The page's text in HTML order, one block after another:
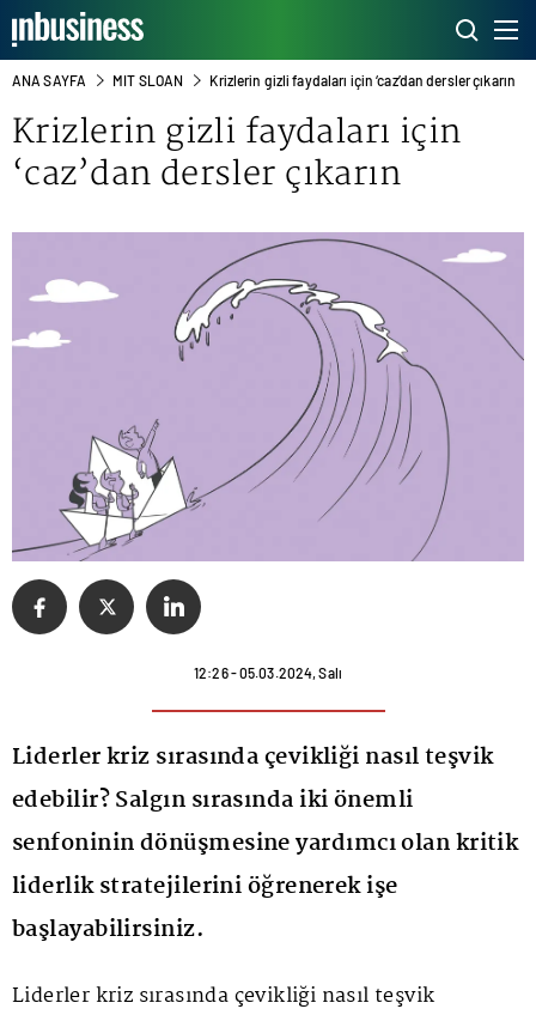
ANA SAYFA MIT SLOAN Krizlerin gizli faydaları için ‘caz’dan dersler çıkarın
Krizlerin gizli faydaları için
‘caz’dan dersler çıkarın
12:26 - 05.03.2024, Salı
Liderler kriz sırasında çevikliği nasıl teşvik
edebilir? Salgın sırasında iki önemli
senfoninin dönüşmesine yardımcı olan kritik
liderlik stratejilerini öğrenerek işe
başlayabilirsiniz.
Liderler kriz sırasında çevikliği nasıl teşvik